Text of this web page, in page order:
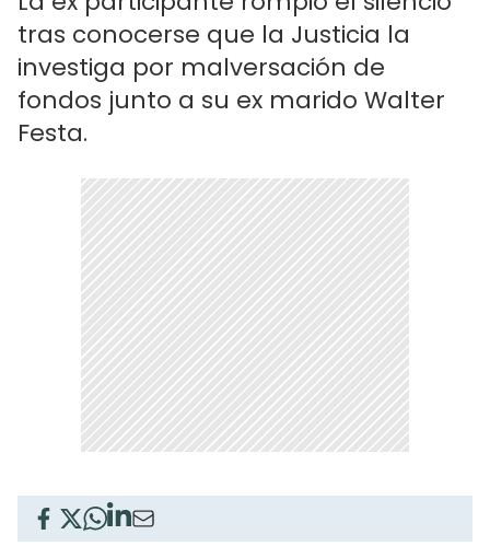
tras conocerse que la Justicia la
investiga por malversación de
fondos junto a su ex marido Walter
Festa.